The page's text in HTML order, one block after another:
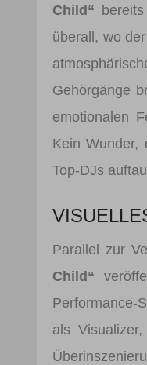
Child“
überall, wo
Gehörgänge
emotionalen
Kein Wunder,
Top-DJs
Parallel zur
Child“
Performance-
als